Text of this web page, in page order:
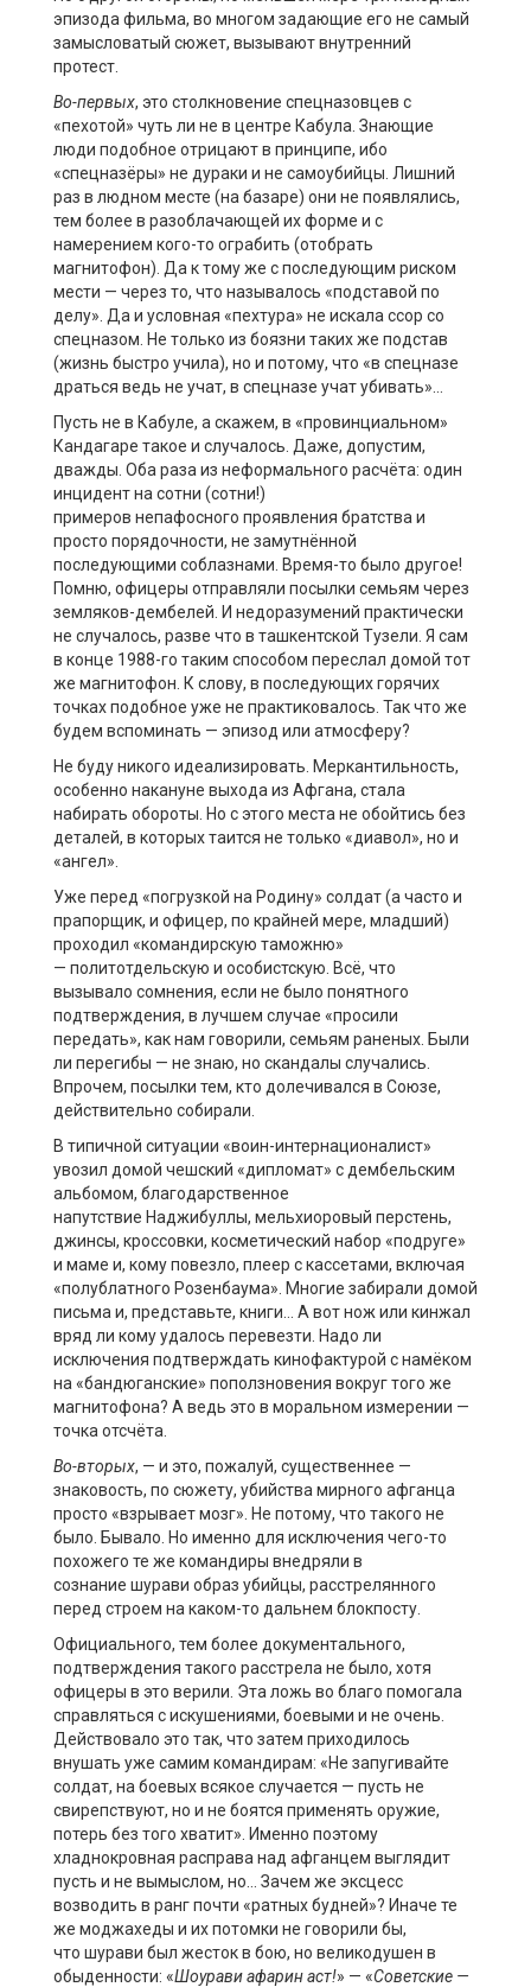
эпизода фильма, во многом задающие его не самый
замысловатый сюжет, вызывают внутренний
протест.
Во-первых, это столкновение спецназовцев с
«пехотой» чуть ли не в центре Кабула. Знающие
люди подобное отрицают в принципе, ибо
«спецназёры» не дураки и не самоубийцы. Лишний
раз в людном месте (на базаре) они не появлялись,
тем более в разоблачающей их форме и с
намерением кого-то ограбить (отобрать
магнитофон). Да к тому же с последующим риском
мести — через то, что называлось «подставой по
делу». Да и условная «пехтура» не искала ссор со
спецназом. Не только из боязни таких же подстав
(жизнь быстро учила), но и потому, что «в спецназе
драться ведь не учат, в спецназе учат убивать»…
Пусть не в Кабуле, а скажем, в «провинциальном»
Кандагаре такое и случалось. Даже, допустим,
дважды. Оба раза из неформального расчёта: один
инцидент на сотни (сотни!)
примеров непафосного проявления братства и
просто порядочности, не замутнённой
последующими соблазнами. Время-то было другое!
Помню, офицеры отправляли посылки семьям через
земляков-дембелей. И недоразумений практически
не случалось, разве что в ташкентской Тузели . Я сам
в конце 1988-го таким способом переслал домой тот
же магнитофон. К слову, в последующих горячих
точках подобное уже не практиковалось. Так что же
будем вспоминать — эпизод или атмосферу?
Не буду никого идеализировать. Меркантильность,
особенно накануне выхода из Афгана, стала
набирать обороты. Но с этого места не обойтись без
деталей, в которых таится не только «диавол», но и
«ангел».
Уже перед «погрузкой на Родину» солдат (а часто и
прапорщик, и офицер, по крайней мере, младший)
проходил «командирскую таможню»
— политотдельскую и особистскую . Всё, что
вызывало сомнения, если не было понятного
подтверждения, в лучшем случае «просили
передать», как нам говорили, семьям раненых. Были
ли перегибы — не знаю, но скандалы случались.
Впрочем, посылки тем, кто долечивался в Союзе,
действительно собирали.
В типичной ситуации «воин-интернационалист»
увозил домой чешский «дипломат» с дембельским
альбомом, благодарственное
напутствие Наджибуллы, мельхиоровый перстень,
джинсы, кроссовки, косметический набор «подруге»
и маме и, кому повезло, плеер с кассетами, включая
«полублатного Розенбаума». Многие забирали домой
письма и, представьте, книги … А вот нож или кинжал
вряд ли кому удалось перевезти. Надо ли
исключения подтверждать кинофактурой с намёком
на «бандюганские» поползновения вокруг того же
магнитофона? А ведь это в моральном измерении —
точка отсчёта.
Во-вторых, — и это, пожалуй, существеннее —
знаковость, по сюжету, убийства мирного афганца
просто «взрывает мозг». Не потому, что такого не
было. Бывало. Но именно для исключения чего-то
похожего те же командиры внедряли в
сознание шурави образ убийцы, расстрелянного
перед строем на каком-то дальнем блокпосту.
Официального, тем более документального,
подтверждения такого расстрела не было, хотя
офицеры в это верили. Эта ложь во благо помогала
справляться с искушениями, боевыми и не очень.
Действовало это так, что затем приходилось
внушать уже самим командирам: «Не запугивайте
солдат, на боевых всякое случается — пусть не
свирепствуют, но и не боятся применять оружие,
потерь без того хватит». Именно поэтому
хладнокровная расправа над афганцем выглядит
пусть и не вымыслом, но… Зачем же эксцесс
возводить в ранг почти «ратных будней»? Иначе те
же моджахеды и их потомки не говорили бы,
что шурави был жесток в бою, но великодушен в
обыденности: «Шоуравиафаринаст!» — «Советские —